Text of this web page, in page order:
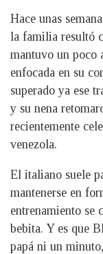
Hace unas
la familia resultó
mantuvo un poco
enfocada en su
superado ya ese
y su nena
recientemente
venezola.
El italiano suele
mantenerse en
entrenamiento se
bebita. Y es que
papá ni un